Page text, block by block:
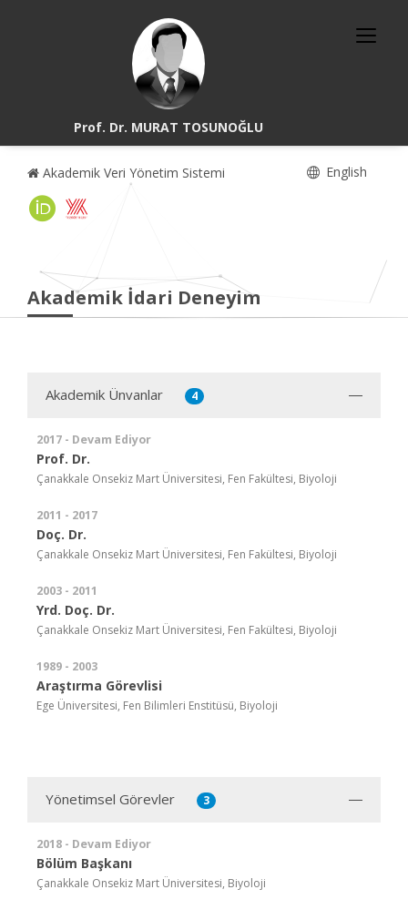
Prof. Dr. MURAT TOSUNOĞLU
Akademik Veri Yönetim Sistemi English
Akademik İdari Deneyim
Akademik Ünvanlar 4
2017 - Devam Ediyor
Prof. Dr.
Çanakkale Onsekiz Mart Üniversitesi, Fen Fakültesi, Biyoloji
2011 - 2017
Doç. Dr.
Çanakkale Onsekiz Mart Üniversitesi, Fen Fakültesi, Biyoloji
2003 - 2011
Yrd. Doç. Dr.
Çanakkale Onsekiz Mart Üniversitesi, Fen Fakültesi, Biyoloji
1989 - 2003
Araştırma Görevlisi
Ege Üniversitesi, Fen Bilimleri Enstitüsü, Biyoloji
Yönetimsel Görevler 3
2018 - Devam Ediyor
Bölüm Başkanı
Çanakkale Onsekiz Mart Üniversitesi, Biyoloji